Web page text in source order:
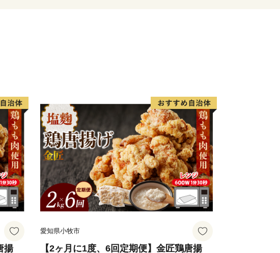
先】
折橋町甲1615-1
るさと納税 ワンストップ特例申請受付窓口
や住所変更等が生じた場合は別途届出が必要とな
オンラインによる申請が可能です
ージ https://mypg.jp
揚
愛知県小牧市
【2ヶ月に1度、6回定期便】金匠鶏唐揚